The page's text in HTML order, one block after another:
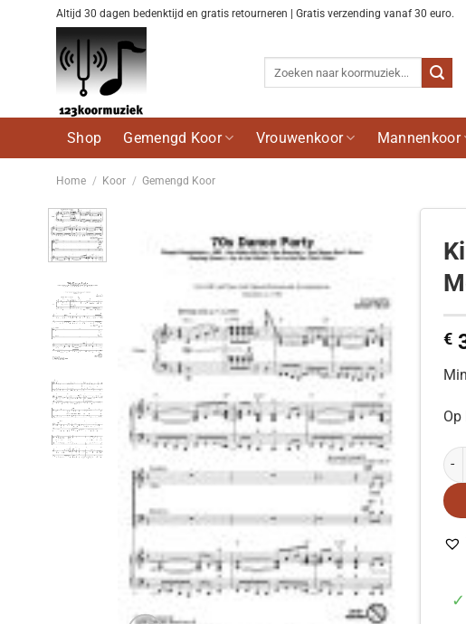
Altijd 30 dagen bedenktijd en gratis retourneren | Gratis verzending vanaf 30 euro.
Shop Gemengd Koor Vrouwenkoor Mannenkoor
Home / Koor / Gemengd Koor
wenslijst
€